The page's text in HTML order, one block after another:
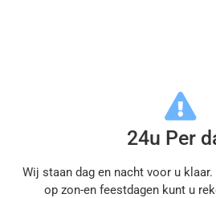
24u Per
Wij staan dag en nacht voor u
op zon-en feestdagen kunt u